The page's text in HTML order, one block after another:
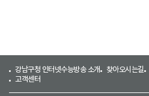
강남구청 인터넷수능방송 소개 찾아오시는길
고객센터